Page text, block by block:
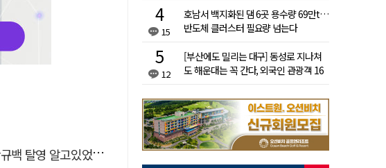
탈영 알고있었다"
15
호남서 백지화된 댐 6곳 용수량 69만t…
반도체 클러스터 필요량 넘는다
12
[부산에도 밀리는 대구] 동성로 지나쳐
도 해운대는 꼭 간다, 외국인 관광객 16